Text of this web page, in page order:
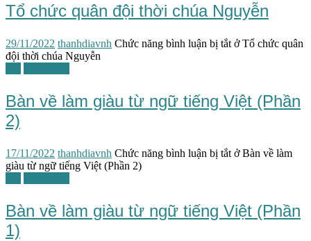
Tổ chức quân đội thời chúa Nguyễn
29/11/2022 thanhdiavnh Chức năng bình luận bị tắt ở Tổ chức quân
đội thời chúa Nguyễn
Bàn về làm giàu từ ngữ tiếng Việt (Phần
2)
17/11/2022 thanhdiavnh Chức năng bình luận bị tắt ở Bàn về làm
giàu từ ngữ tiếng Việt (Phần 2)
Bàn về làm giàu từ ngữ tiếng Việt (Phần
1)